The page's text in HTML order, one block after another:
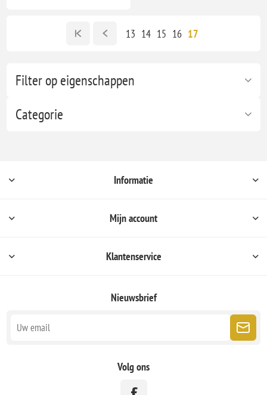
Filter op eigenschappen
Categorie
13 14 15 16 17
Informatie
Mijn account
Klantenservice
Nieuwsbrief
Volg ons